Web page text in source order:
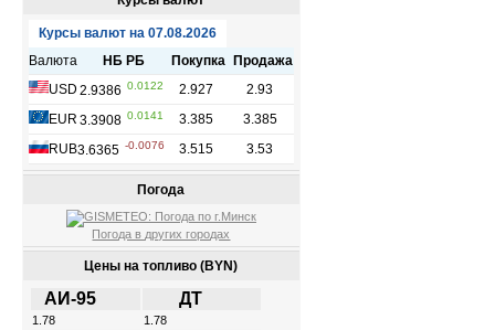
Погода
Погода в других городах
Цены на топливо (BYN)
АИ-95 ДТ
1.78 1.78